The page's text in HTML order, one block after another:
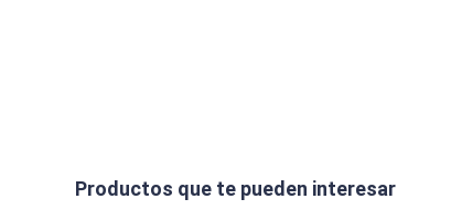
Productos que te pueden interesar